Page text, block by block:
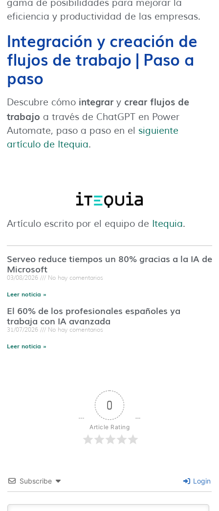
gama de posibilidades para mejorar la
eficiencia y productividad de las empresas.
Integración y creación de
flujos de trabajo | Paso a
paso
Descubre cómo integrar y crear flujos de
trabajo a través de ChatGPT en Power
Automate, paso a paso en el siguiente
artículo de Itequia.
Artículo escrito por el equipo de Itequia.
Serveo reduce tiempos un 80% gracias a la IA de
Microsoft
03/08/2026 No hay comentarios
Leer noticia »
El 60% de los profesionales españoles ya
trabaja con IA avanzada
31/07/2026 No hay comentarios
Leer noticia »
0
Article Rating
Subscribe Login